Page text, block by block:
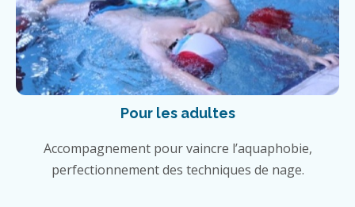
Pour les adultes
Accompagnement pour vaincre l’aquaphobie,
perfectionnement des techniques de nage.